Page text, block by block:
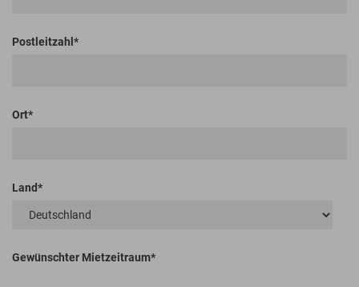
Postleitzahl
Ort
Land
Gewünschter Mietzeitraum